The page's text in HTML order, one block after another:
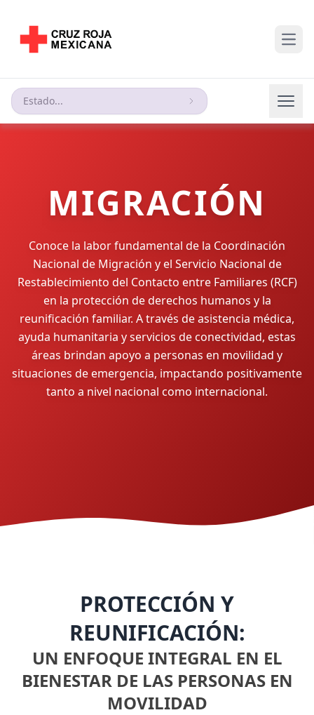
Estado...
MIGRACIÓN
Conoce la labor fundamental de la Coordinación
Nacional de Migración y el Servicio Nacional de
Restablecimiento del Contacto entre Familiares (RCF)
en la protección de derechos humanos y la
reunificación familiar. A través de asistencia médica,
ayuda humanitaria y servicios de conectividad, estas
áreas brindan apoyo a personas en movilidad y
situaciones de emergencia, impactando positivamente
tanto a nivel nacional como internacional.
PROTECCIÓN Y
REUNIFICACIÓN:
UN ENFOQUE INTEGRAL EN EL
BIENESTAR DE LAS PERSONAS EN
MOVILIDAD